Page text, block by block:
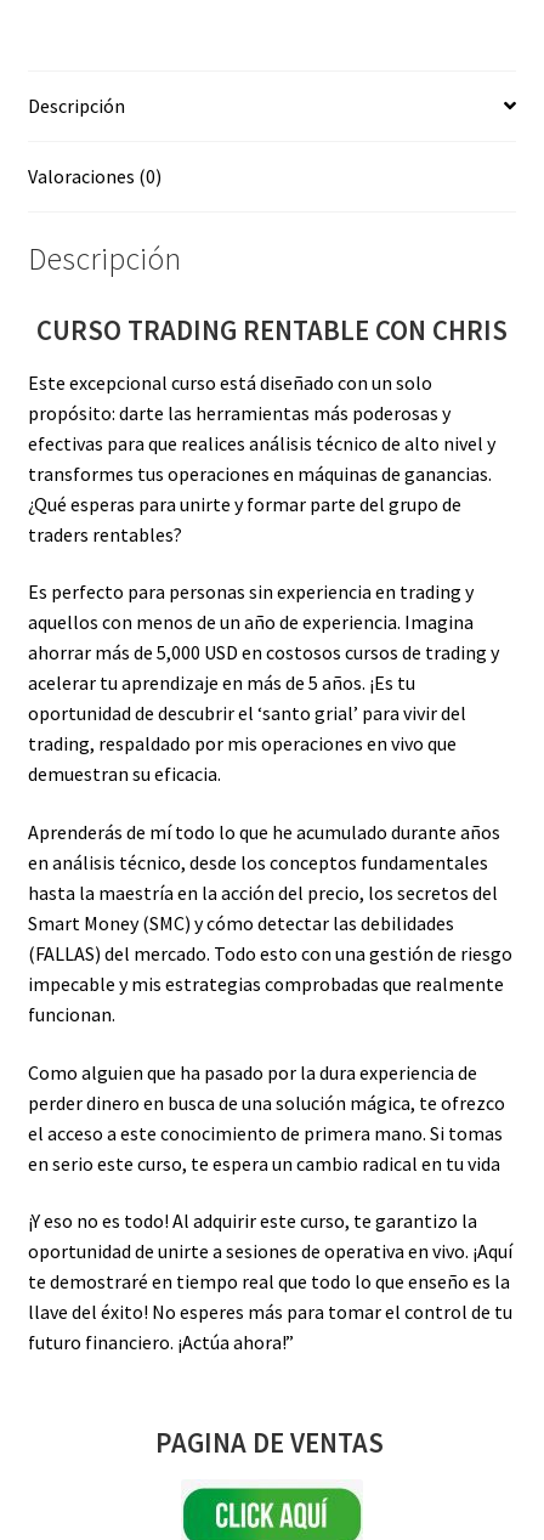
Descripción
Valoraciones (0)
Descripción
CURSO TRADING RENTABLE CON CHRIS
Este excepcional curso está diseñado con un solo
propósito: darte las herramientas más poderosas y
efectivas para que realices análisis técnico de alto nivel y
transformes tus operaciones en máquinas de ganancias.
¿Qué esperas para unirte y formar parte del grupo de
traders rentables?
Es perfecto para personas sin experiencia en trading y
aquellos con menos de un año de experiencia. Imagina
ahorrar más de 5,000 USD en costosos cursos de trading y
acelerar tu aprendizaje en más de 5 años. ¡Es tu
oportunidad de descubrir el ‘santo grial’ para vivir del
trading, respaldado por mis operaciones en vivo que
demuestran su eficacia.
Aprenderás de mí todo lo que he acumulado durante años
en análisis técnico, desde los conceptos fundamentales
hasta la maestría en la acción del precio, los secretos del
Smart Money (SMC) y cómo detectar las debilidades
(FALLAS) del mercado. Todo esto con una gestión de riesgo
impecable y mis estrategias comprobadas que realmente
funcionan.
Como alguien que ha pasado por la dura experiencia de
perder dinero en busca de una solución mágica, te ofrezco
el acceso a este conocimiento de primera mano. Si tomas
en serio este curso, te espera un cambio radical en tu vida
¡Y eso no es todo! Al adquirir este curso, te garantizo la
oportunidad de unirte a sesiones de operativa en vivo. ¡Aquí
te demostraré en tiempo real que todo lo que enseño es la
llave del éxito! No esperes más para tomar el control de tu
futuro financiero. ¡Actúa ahora!”
PAGINA DE VENTAS